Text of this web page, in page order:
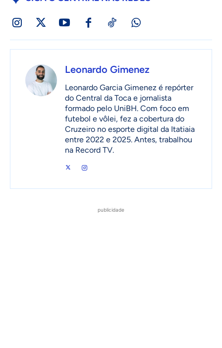
Leonardo Gimenez
Leonardo Garcia Gimenez é repórter
do Central da Toca e jornalista
formado pelo UniBH. Com foco em
futebol e vôlei, fez a cobertura do
Cruzeiro no esporte digital da Itatiaia
entre 2022 e 2025. Antes, trabalhou
na Record TV.
publicidade